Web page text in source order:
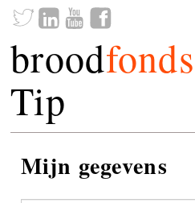
broodfonds
Tip
Mijn gegevens